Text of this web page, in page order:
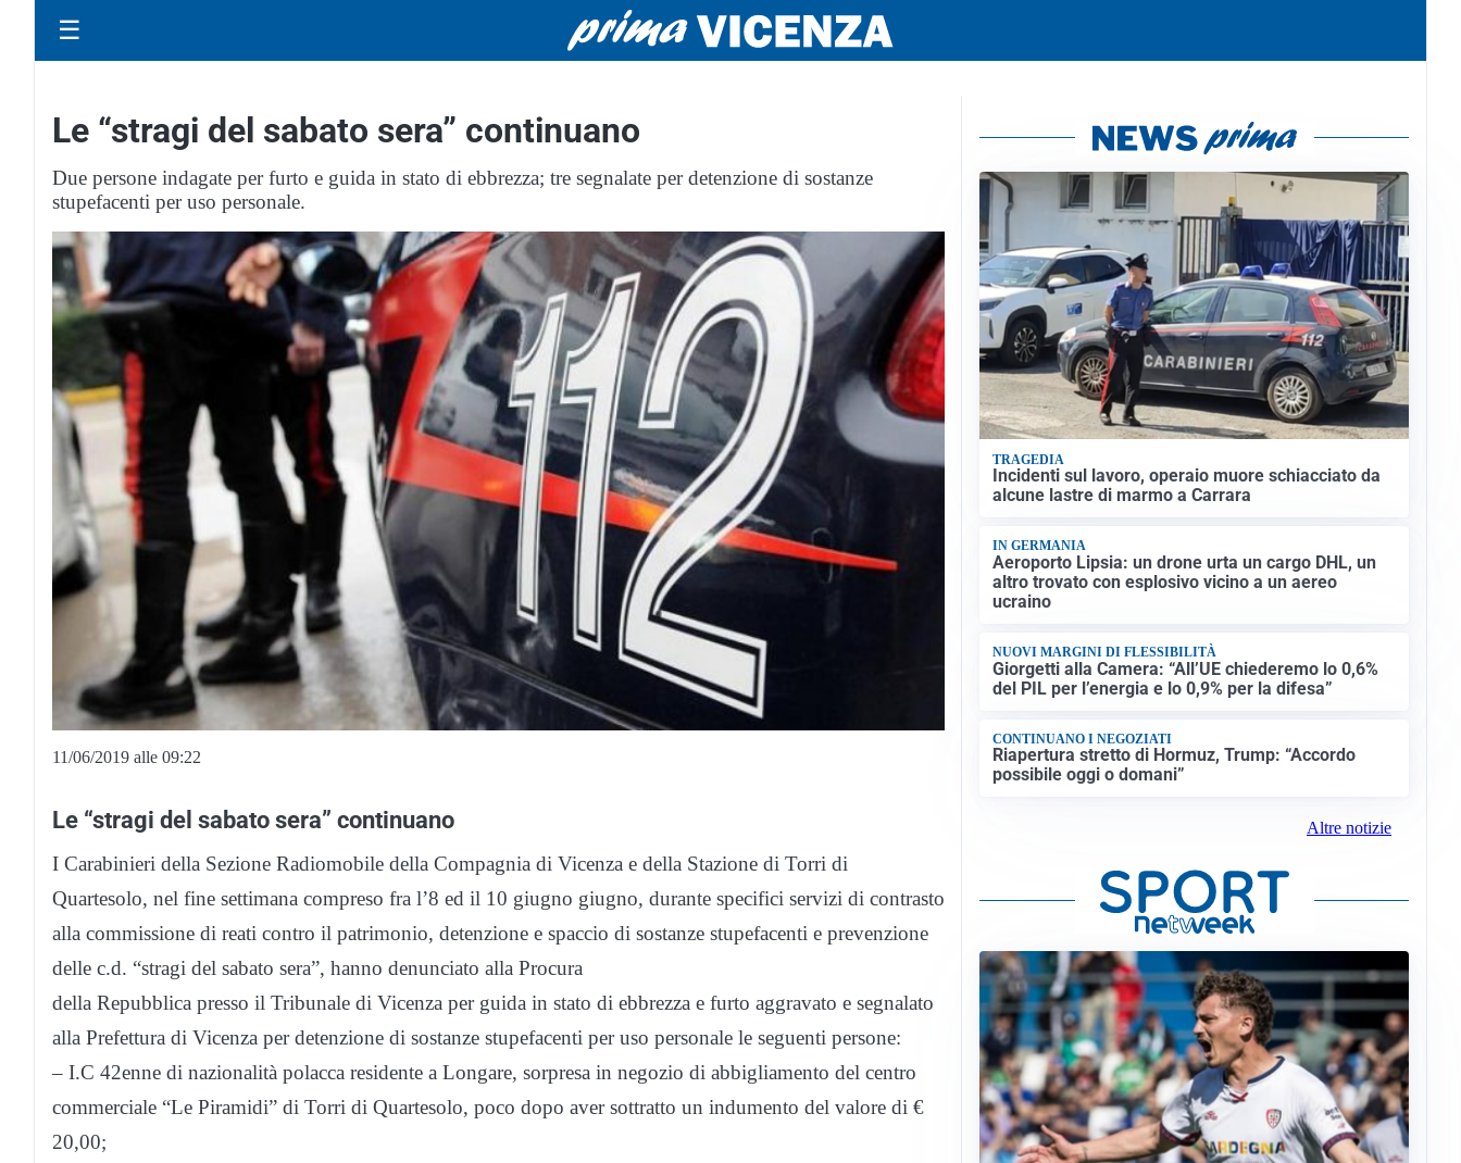
☰
Le “stragi del sabato sera” continuano
Due persone indagate per furto e guida in stato di ebbrezza; tre segnalate per detenzione di sostanze
stupefacenti per uso personale.
11/06/2019 alle 09:22
Le “stragi del sabato sera” continuano
I Carabinieri della Sezione Radiomobile della Compagnia di Vicenza e della Stazione di Torri di
Quartesolo, nel fine settimana compreso fra l’8 ed il 10 giugno giugno, durante specifici servizi di contrasto
alla commissione di reati contro il patrimonio, detenzione e spaccio di sostanze stupefacenti e prevenzione
delle c.d. “stragi del sabato sera”, hanno denunciato alla Procura
della Repubblica presso il Tribunale di Vicenza per guida in stato di ebbrezza e furto aggravato e segnalato
alla Prefettura di Vicenza per detenzione di sostanze stupefacenti per uso personale le seguenti persone:
– I.C 42enne di nazionalità polacca residente a Longare, sorpresa in negozio di abbigliamento del centro
commerciale “Le Piramidi” di Torri di Quartesolo, poco dopo aver sottratto un indumento del valore di €
20,00;
TRAGEDIA
Incidenti sul lavoro, operaio muore schiacciato da
alcune lastre di marmo a Carrara
IN GERMANIA
Aeroporto Lipsia: un drone urta un cargo DHL, un
altro trovato con esplosivo vicino a un aereo
ucraino
NUOVI MARGINI DI FLESSIBILITÀ
Giorgetti alla Camera: “All’UE chiederemo lo 0,6%
del PIL per l’energia e lo 0,9% per la difesa”
CONTINUANO I NEGOZIATI
Riapertura stretto di Hormuz, Trump: “Accordo
possibile oggi o domani”
Altre notizie